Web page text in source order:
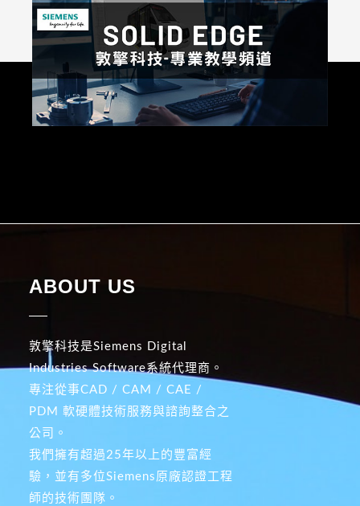
ABOUT US
敦擎科技是Siemens Digital
Industries Software系統代理商。
專注從事CAD / CAM / CAE /
PDM 軟硬體技術服務與諮詢整合之
公司。
我們擁有超過25年以上的豐富經
驗，並有多位Siemens原廠認證工程
師的技術團隊。